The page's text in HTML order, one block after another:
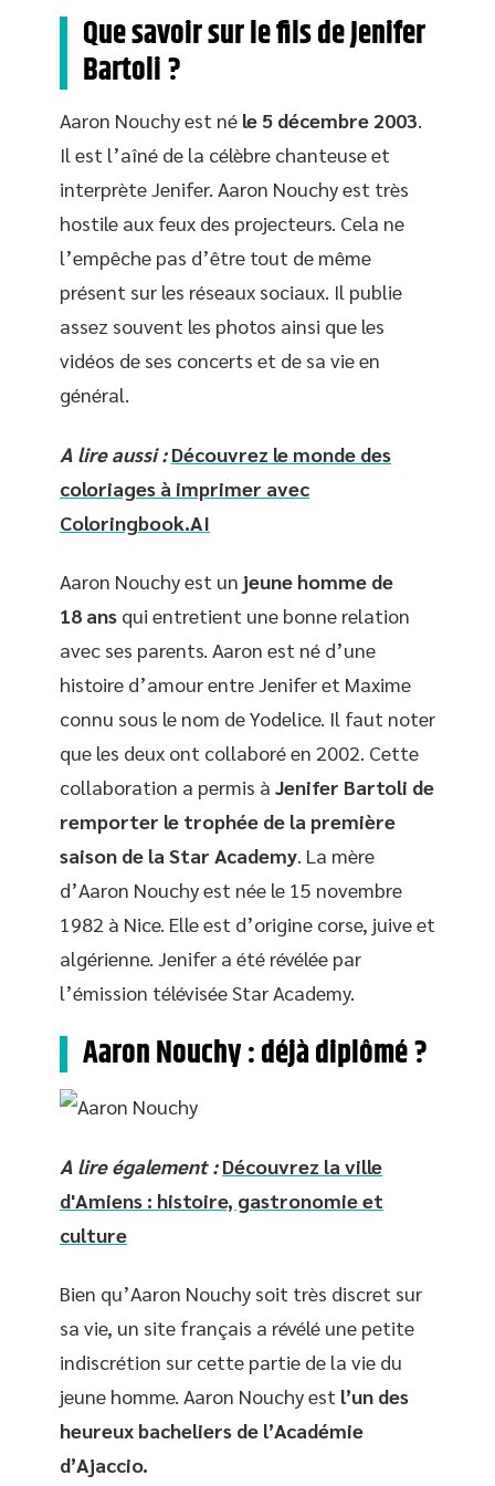
Que savoir sur le fils de Jenifer
Bartoli ?
Aaron Nouchy est né le 5 décembre 2003.
Il est l’aîné de la célèbre chanteuse et
interprète Jenifer. Aaron Nouchy est très
hostile aux feux des projecteurs. Cela ne
l’empêche pas d’être tout de même
présent sur les réseaux sociaux. Il publie
assez souvent les photos ainsi que les
vidéos de ses concerts et de sa vie en
général.
A lire aussi : Découvrez le monde des
coloriages à imprimer avec
Coloringbook.AI
Aaron Nouchy est un jeune homme de
18 ans qui entretient une bonne relation
avec ses parents. Aaron est né d’une
histoire d’amour entre Jenifer et Maxime
connu sous le nom de Yodelice. Il faut noter
que les deux ont collaboré en 2002. Cette
collaboration a permis à Jenifer Bartoli de
remporter le trophée de la première
saison de la Star Academy. La mère
d’Aaron Nouchy est née le 15 novembre
1982 à Nice. Elle est d’origine corse, juive et
algérienne. Jenifer a été révélée par
l’émission télévisée Star Academy.
Aaron Nouchy : déjà diplômé ?
A lire également : Découvrez la ville
d'Amiens : histoire, gastronomie et
culture
Bien qu’Aaron Nouchy soit très discret sur
sa vie, un site français a révélé une petite
indiscrétion sur cette partie de la vie du
jeune homme. Aaron Nouchy est l’un des
heureux bacheliers de l’Académie
d’Ajaccio.